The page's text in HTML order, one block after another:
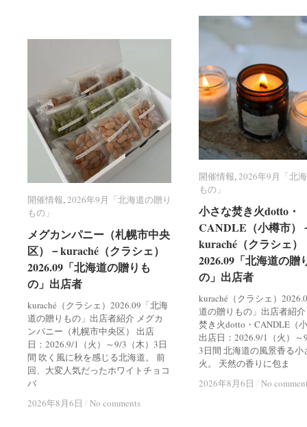
開催情報,2026年9月「北
もの」
小さな焚き火dotto・
CANDLE（小樽市）
kuraché（クラシェ）
2026.09「北海道の贈
の」出店者
kuraché（クラシェ）
道の贈りもの」出店者紹
焚き火dotto・CANDLE（
出店日：2026.9/1（火）～
3日間 北海道の風景香る小
火。 天然の香りに包ま
2026年8月6日 / No
開催情報 2026年9月「北
もの」
小さな焚き火dotto・
CANDLE（小樽市）
kuraché（クラシェ）
2026.09「北海道の贈
の」出店者
2026年8月6日 / No
開催情報,2026年9月「北海道の贈り
もの」
メグカンパニー（札幌市中央
区）－kuraché（クラシェ）
2026.09「北海道の贈りも
の」出店者
kuraché（クラシェ）2026.09「北海
道の贈りもの」出店者紹介 メグカ
ンパニー（札幌市中央区） 出店
日：2026.9/1（火）～9/3（木）3日
間 吹く風に秋を感じる北海道。 前
回、大変人気だったホワイトチョコ
バ
2026年8月6日 / No comments
開催情報 2026年9月「北海道の贈り
もの」
メグカンパニー（札幌市中央
区）－kuraché（クラシェ）
2026.09「北海道の贈りも
の」出店者
2026年8月6日 / No comments